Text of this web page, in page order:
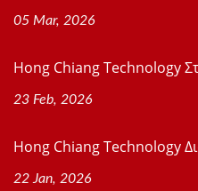
05 Mar, 2026
Hong Chiang Technology
23 Feb, 2026
Hong Chiang Technology
22 Jan, 2026